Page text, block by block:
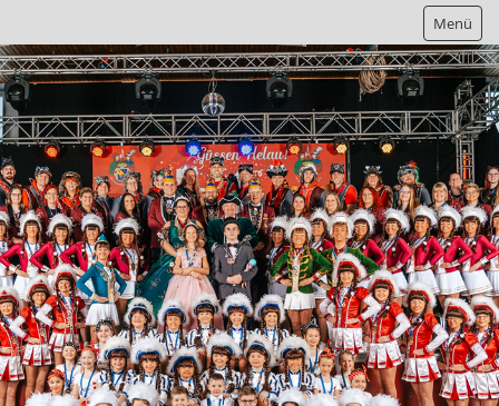
Menü
Home
Gesellschaft
Präsidium
Elferrat
Prinzenpaare
Prinzenpaare 2024 / 2025
Prinzenpaare 2023 / 2024
Prinzenpaare 2022 / 2023
Prinzenpaare 2019 / 2020